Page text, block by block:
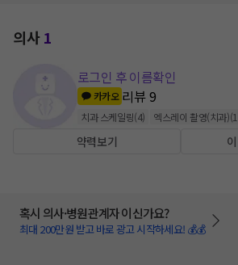
의사1
로그인 후 이름확인
카카오 리뷰9
치과 스케일링(4) 엑스레이 촬영(치과)(1
약력보기
혹시 의사·병원관계자 이신가요?
최대 200만원 받고 바로 광고 시작하세요! 💰💰